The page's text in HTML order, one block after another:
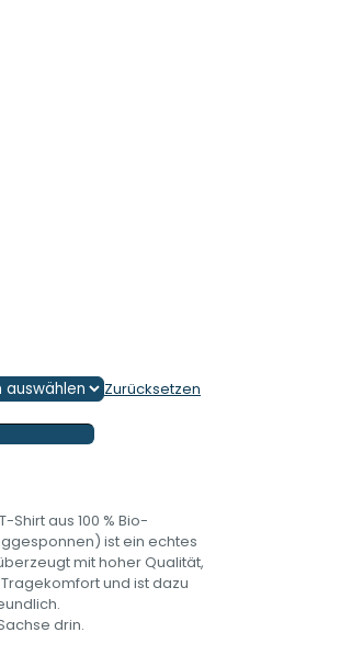
Zurücksetzen
Shirt aus 100 % Bio-
ist ein echtes
mit hoher Qualität,
und ist dazu
drin.